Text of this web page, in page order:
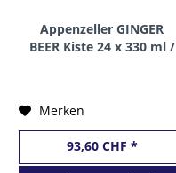
Appenzeller GINGER
BEER Kiste 24 x 330 ml /
Merken
93,60 CHF *